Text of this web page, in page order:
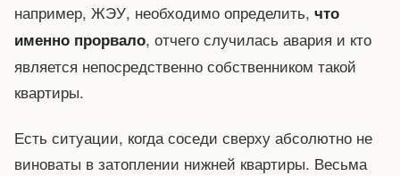
например, ЖЭУ, необходимо определить, что
именно прорвало, отчего случилась авария и кто
является непосредственно собственником такой
квартиры.
Есть ситуации, когда соседи сверху абсолютно не
виноваты в затоплении нижней квартиры. Весьма